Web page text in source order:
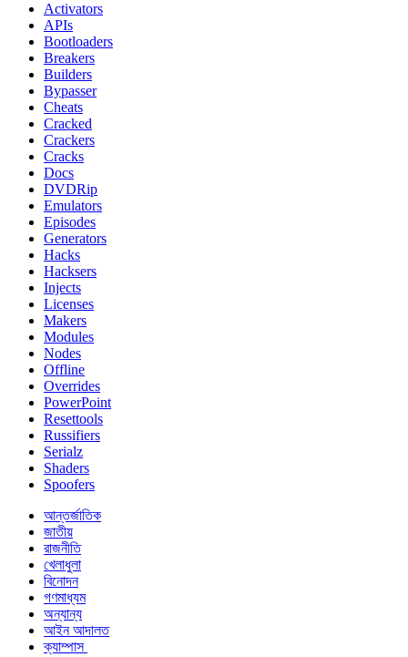
Activators
APIs
Bootloaders
Breakers
Builders
Bypasser
Cheats
Cracked
Crackers
Cracks
Docs
DVDRip
Emulators
Episodes
Generators
Hacks
Hacksers
Injects
Licenses
Makers
Modules
Nodes
Offline
Overrides
PowerPoint
Resettools
Russifiers
Serialz
Shaders
Spoofers
আন্তর্জাতিক
জাতীয়
রাজনীতি
খেলাধুলা
বিনোদন
গণমাধ্যম
অন্যান্য
আইন আদালত
ক্যাম্পাস